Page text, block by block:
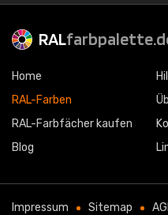
RAL
Home
RAL-Farben
RAL-Farbfächer kaufen
Blog
Impressum Sitemap